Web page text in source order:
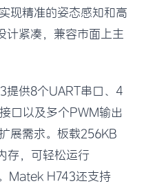
现精准的姿态感知和高
紧凑，兼容市面上主
提供8个UART串口、4
口以及多个PWM输出
展需求。板载256KB
存，可轻松运行
Matek H743还支持